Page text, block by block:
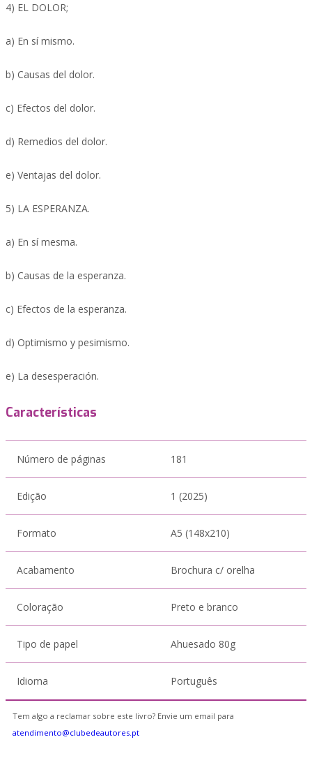
4) EL DOLOR;
a) En sí mismo.
b) Causas del dolor.
c) Efectos del dolor.
d) Remedios del dolor.
e) Ventajas del dolor.
5) LA ESPERANZA.
a) En sí mesma.
b) Causas de la esperanza.
c) Efectos de la esperanza.
d) Optimismo y pesimismo.
e) La desesperación.
Características
Número de páginas 181
Edição 1 (2025)
Formato A5 (148x210)
Acabamento Brochura c/ orelha
Coloração Preto e branco
Tipo de papel Ahuesado 80g
Idioma Português
Tem algo a reclamar sobre este livro? Envie um email para
atendimento@clubedeautores.pt